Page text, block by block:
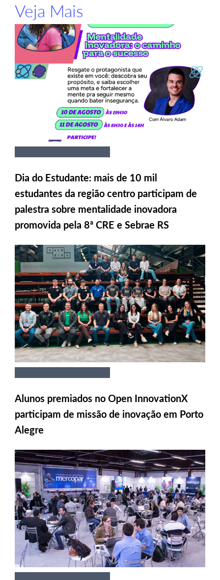
Veja Mais
Dia do Estudante: mais de 10 mil
estudantes da região centro participam de
palestra sobre mentalidade inovadora
promovida pela 8ª CRE e Sebrae RS
Alunos premiados no Open InnovationX
participam de missão de inovação em Porto
Alegre